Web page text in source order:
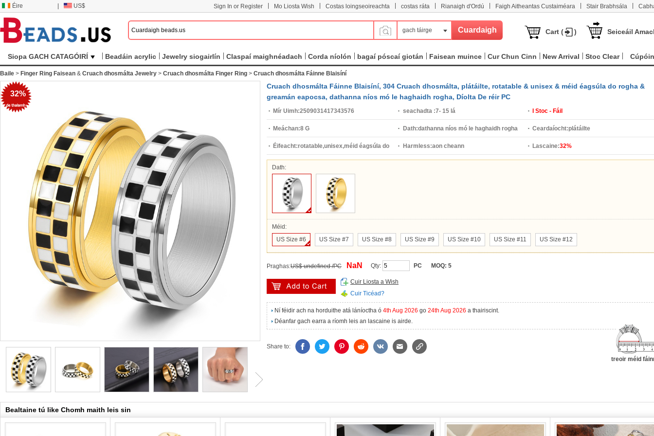
Éire US$ Sign In or Register Mo Liosta Wish Costas loingseoireachta costas ráta Rianaigh d'Ordú Faigh Aitheantas Custaiméara Stair Brabhsála
gach táirge Cart ( ) Seiceáil
Siopa GACH CATAGÓIRÍ Beadáin acrylic Jewelry siogairlín Claspaí maighnéadach Corda níolón bagaí póscaí giotán Faisean muince Cur Chun Cinn New Arrival Stoc Clear Cúpóin
Baile > Finger Ring Faisean & Cruach dhosmálta Jewelry > Cruach dhosmálta Finger Ring > Cruach dhosmálta Fáinne Blaisíní
32%
Cruach dhosmálta Fáinne Blaisíní, 304 Cruach dhosmálta, plátáilte, rotatable & unisex & méid éagsúla do rogha &
greamán eapocsa, dathanna níos mó le haghaidh rogha, Díolta De réir PC
treoir méid
Mír Uimh:2509031417343576 seachadta :7- 15 lá I Stoc - Fáil
Meáchan:8 G Dath:dathanna níos mó le haghaidh rogha Ceardaíocht:plátáilte
Éifeacht:rotatable,unisex,méid éagsúla do
rogha,greamán eapocsa
Harmless:aon cheann Lascaine:32%
Dath:
Méid:
US Size #6
US Size #7 US Size #8 US Size #9 US Size #10 US Size #11 US Size #12
Praghas:US$ undefined /PC NaN Qty: PC MOQ: 5
Cuir Liosta a Wish
Cuir Ticéad?
Ní féidir ach na horduithe atá láníoctha ó 4th Aug 2026 go 24th Aug 2026 a thairiscint.
Déanfar gach earra a ríomh leis an lascaine is airde.
Share to:
Bealtaine tú like Chomh maith leis sin